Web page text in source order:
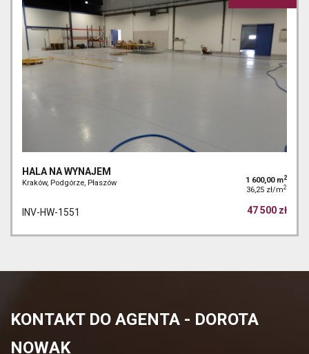
HALA NA WYNAJEM
Kraków, Podgórze, Płaszów 1 600,00 m2
36,25 zł/m2
INV-HW-1551 47 500 zł
KONTAKT DO AGENTA - DOROTA
NOWAK